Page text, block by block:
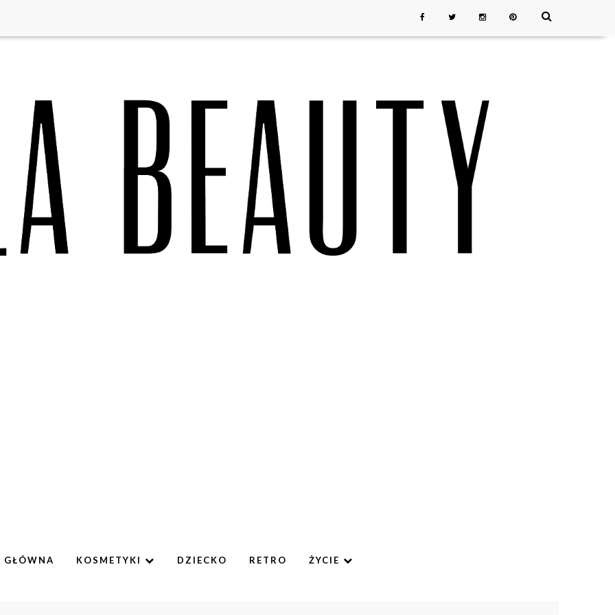
GŁÓWNA KOSMETYKI DZIECKO RETRO ŻYCIE